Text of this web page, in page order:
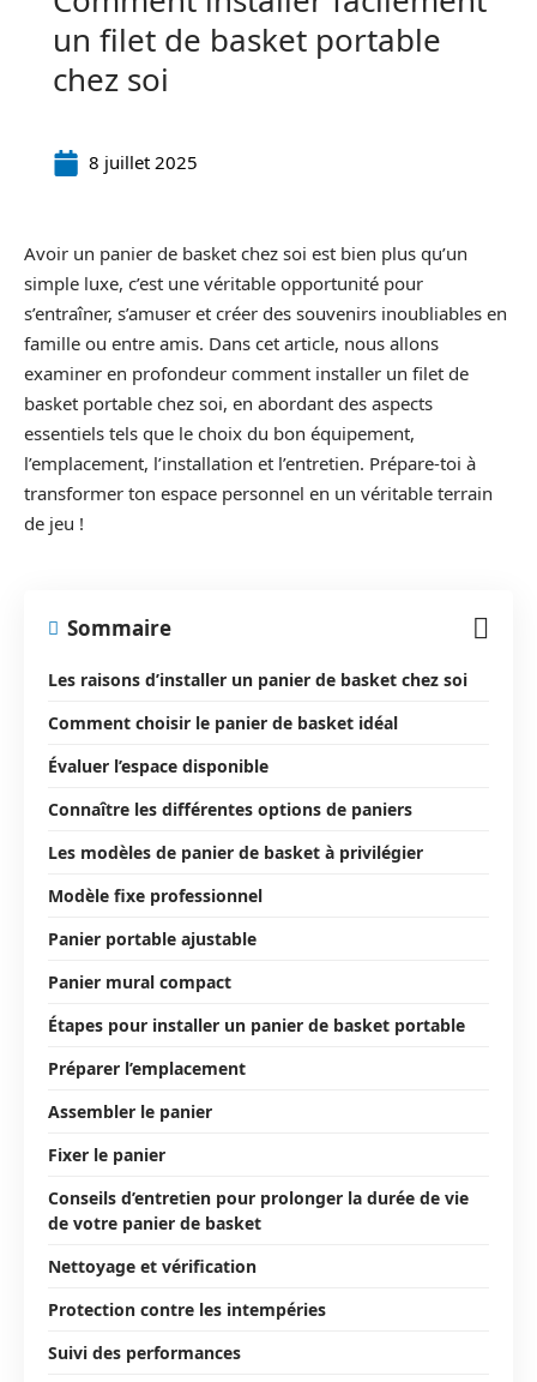
un filet de basket portable
chez soi
8 juillet 2025
Avoir un panier de basket chez soi est bien plus qu’un
simple luxe, c’est une véritable opportunité pour
s’entraîner, s’amuser et créer des souvenirs inoubliables en
famille ou entre amis. Dans cet article, nous allons
examiner en profondeur comment installer un filet de
basket portable chez soi, en abordant des aspects
essentiels tels que le choix du bon équipement,
l’emplacement, l’installation et l’entretien. Prépare-toi à
transformer ton espace personnel en un véritable terrain
de jeu !
Sommaire
Les raisons d’installer un panier de basket chez soi
Comment choisir le panier de basket idéal
Évaluer l’espace disponible
Connaître les différentes options de paniers
Les modèles de panier de basket à privilégier
Modèle fixe professionnel
Panier portable ajustable
Panier mural compact
Étapes pour installer un panier de basket portable
Préparer l’emplacement
Assembler le panier
Fixer le panier
Conseils d’entretien pour prolonger la durée de vie
de votre panier de basket
Nettoyage et vérification
Protection contre les intempéries
Suivi des performances